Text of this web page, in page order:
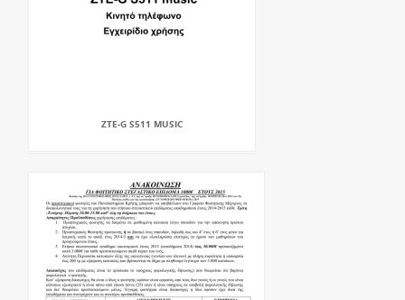
ZTE-G S511 MUSIC